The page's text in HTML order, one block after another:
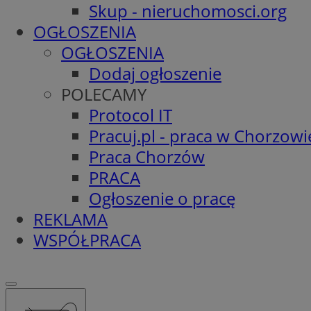
Skup - nieruchomosci.org
OGŁOSZENIA
OGŁOSZENIA
Dodaj ogłoszenie
POLECAMY
Protocol IT
Pracuj.pl - praca w
Praca Chorzów
PRACA
Ogłoszenie o pracę
REKLAMA
WSPÓŁPRACA